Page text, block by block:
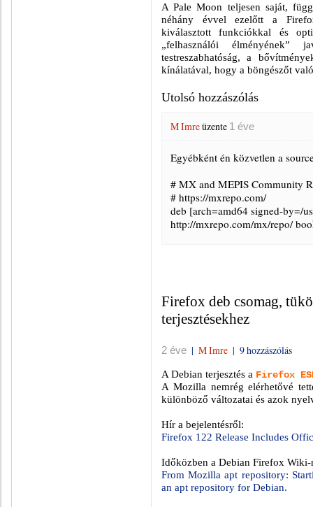
A Pale Moon teljesen saját,
néhány évvel ezelőtt a
kiválasztott funkciókkal és
„felhasználói
testreszabhatóság, a
kínálatával, hogy a böngészőt
Utolsó hozzászólás
M Imreüzente 1 éve
Egyébként én közvetlen a
# MX and MEPIS Community
# https://mxrepo.com/
deb [arch=amd64 signed-by=/
http://mxrepo.com/mx/repo/
Firefox deb csomag,
terjesztésekhez
2 éve | M Imre | 9 hozzászólás
A Debian terjesztés a Firefox
A Mozilla nemrég elérhetővé
különböző változatai és azok
Hír a bejelentésről:
Firefox 122 Release Includes
Időközben a Debian Firefox
From Mozilla apt repository:
an apt repository for Debian.